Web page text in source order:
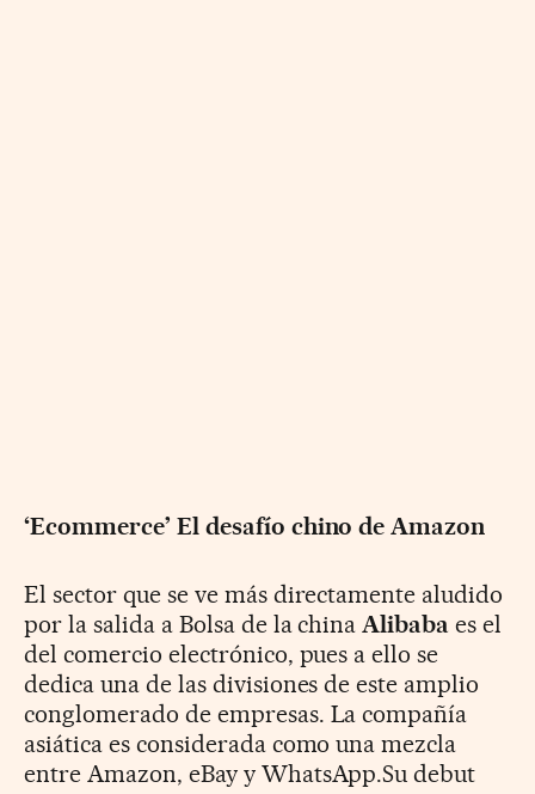
‘Ecommerce’ El desafío chino de Amazon
El sector que se ve más directamente aludido
por la salida a Bolsa de la chinaAlibaba es el
del comercio electrónico, pues a ello se
dedica una de las divisiones de este amplio
conglomerado de empresas. La compañía
asiática es considerada como una mezcla
entre Amazon, eBay y WhatsApp.Su debut